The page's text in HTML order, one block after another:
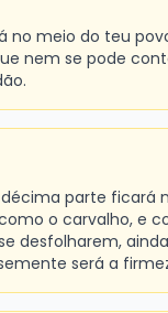
no meio do teu
nem se pode
parte ficará
o carvalho, e
desfolharem,
será a